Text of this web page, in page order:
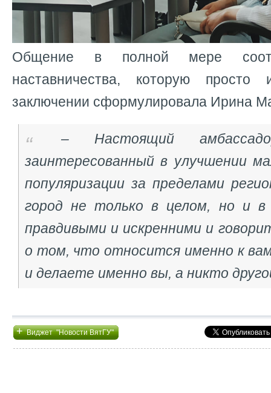
Общение в полной мере
наставничества, которую
заключении сформулировала Ирина
– Настоящий
заинтересованный в улучшении
популяризации за пределами
город не только в целом, но и в
правдивыми и искренними и
о том, что относится именно к
и делаете именно вы, а никто
+Виджет "Новости ВятГУ"